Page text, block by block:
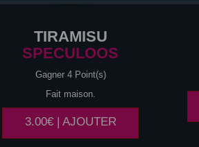
TIRAMISU
SPECULOOS
Gagner 4 Point(s)
Fait maison.
3.00€ | AJOUTER